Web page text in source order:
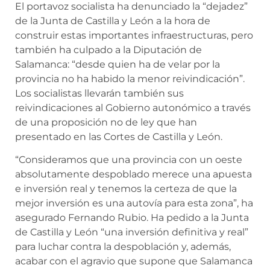
El portavoz socialista ha denunciado la “dejadez”
de la Junta de Castilla y León a la hora de
construir estas importantes infraestructuras, pero
también ha culpado a la Diputación de
Salamanca: “desde quien ha de velar por la
provincia no ha habido la menor reivindicación”.
Los socialistas llevarán también sus
reivindicaciones al Gobierno autonómico a través
de una proposición no de ley que han
presentado en las Cortes de Castilla y León.
“Consideramos que una provincia con un oeste
absolutamente despoblado merece una apuesta
e inversión real y tenemos la certeza de que la
mejor inversión es una autovía para esta zona”, ha
asegurado Fernando Rubio. Ha pedido a la Junta
de Castilla y León “una inversión definitiva y real”
para luchar contra la despoblación y, además,
acabar con el agravio que supone que Salamanca